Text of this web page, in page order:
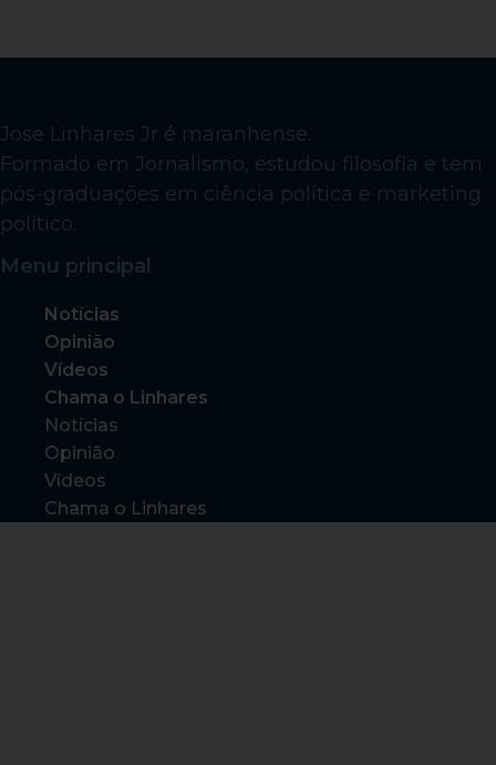
Jose Linhares Jr é maranhense.
Formado em Jornalismo, estudou filosofia e tem
pós-graduações em ciência política e marketing
político.
Menu principal
Notícias
Opinião
Vídeos
Chama o Linhares
Notícias
Opinião
Vídeos
Chama o Linhares